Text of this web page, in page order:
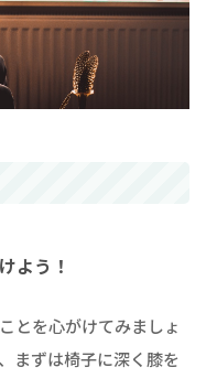
よう！
とを心がけてみましょ
まずは椅子に深く膝を